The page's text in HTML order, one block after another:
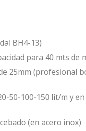
BH4-13)
para 40 mts de
25mm (profesional
50-100-150 lit/m y
(en acero inox)